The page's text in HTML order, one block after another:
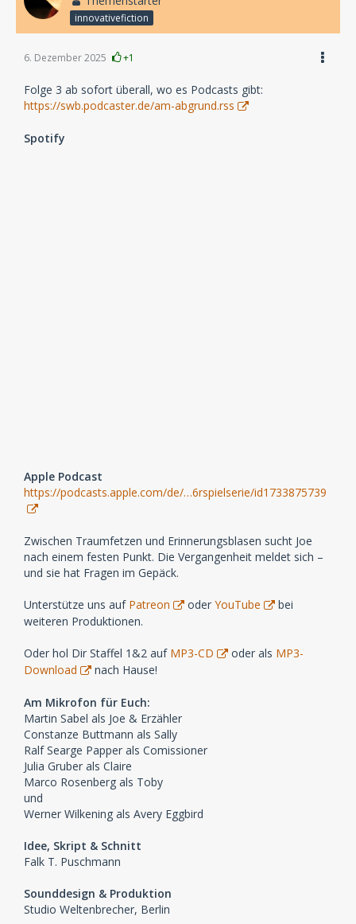
innovativefiction
6. Dezember 2025 +1
Folge 3 ab sofort überall, wo es Podcasts gibt:
https://swb.podcaster.de/am-abgrund.rss
Spotify
Apple Podcast
https://podcasts.apple.com/de/…6rspielserie/id1733875739
Zwischen Traumfetzen und Erinnerungsblasen sucht Joe
nach einem festen Punkt. Die Vergangenheit meldet sich –
und sie hat Fragen im Gepäck.
Unterstütze uns auf Patreon oder YouTube
bei
weiteren Produktionen.
Oder hol Dir Staffel 1&2 auf MP3-CD oder als MP3-
Download
nach Hause!
Am Mikrofon für Euch:
Martin Sabel als Joe & Erzähler
Constanze Buttmann als Sally
Ralf Searge Papper als Comissioner
Julia Gruber als Claire
Marco Rosenberg als Toby
und
Werner Wilkening als Avery Eggbird
Idee, Skript & Schnitt
Falk T. Puschmann
Sounddesign & Produktion
Studio Weltenbrecher, Berlin